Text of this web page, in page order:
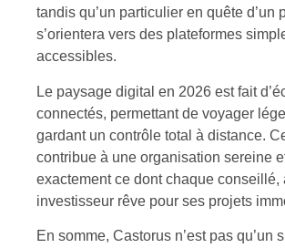
tandis qu’un particulier en quête d’un
s’orientera vers des plateformes
accessibles.
Le paysage digital en 2026 est fait
connectés, permettant de voyager
gardant un contrôle total à distance.
contribue à une organisation sereine
exactement ce dont chaque conseillé,
investisseur rêve pour ses projets
En somme, Castorus n’est pas qu’un